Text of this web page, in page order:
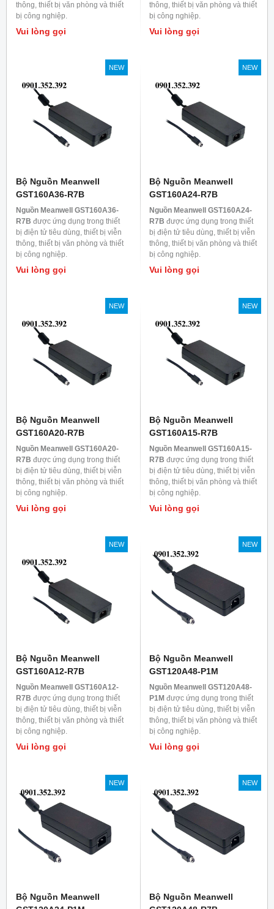
thông, thiết bị văn phòng và thiết
bị công nghiệp.
Vui lòng gọi
thông, thiết bị văn phòng và thiết
bị công nghiệp.
Vui lòng gọi
NEW
Bộ Nguồn Meanwell
GST160A36-R7B
Nguồn Meanwell GST160A36-
R7B được ứng dụng trong thiết
bị điện tử tiêu dùng, thiết bị viễn
thông, thiết bị văn phòng và thiết
bị công nghiệp.
Vui lòng gọi
NEW
Bộ Nguồn Meanwell
GST160A24-R7B
Nguồn Meanwell GST160A24-
R7B được ứng dụng trong thiết
bị điện tử tiêu dùng, thiết bị viễn
thông, thiết bị văn phòng và thiết
bị công nghiệp.
Vui lòng gọi
NEW
Bộ Nguồn Meanwell
GST160A20-R7B
Nguồn Meanwell GST160A20-
R7B được ứng dụng trong thiết
bị điện tử tiêu dùng, thiết bị viễn
thông, thiết bị văn phòng và thiết
bị công nghiệp.
Vui lòng gọi
NEW
Bộ Nguồn Meanwell
GST160A15-R7B
Nguồn Meanwell GST160A15-
R7B được ứng dụng trong thiết
bị điện tử tiêu dùng, thiết bị viễn
thông, thiết bị văn phòng và thiết
bị công nghiệp.
Vui lòng gọi
NEW
Bộ Nguồn Meanwell
GST160A12-R7B
Nguồn Meanwell GST160A12-
R7B được ứng dụng trong thiết
bị điện tử tiêu dùng, thiết bị viễn
thông, thiết bị văn phòng và thiết
bị công nghiệp.
Vui lòng gọi
NEW
Bộ Nguồn Meanwell
GST120A48-P1M
Nguồn Meanwell GST120A48-
P1M được ứng dụng trong thiết
bị điện tử tiêu dùng, thiết bị viễn
thông, thiết bị văn phòng và thiết
bị công nghiệp.
Vui lòng gọi
NEW
Bộ Nguồn Meanwell
NEW
Bộ Nguồn Meanwell